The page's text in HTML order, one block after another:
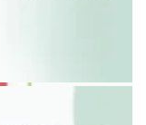
месте